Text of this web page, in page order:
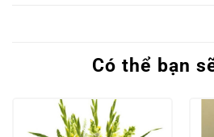
Có thể bạn